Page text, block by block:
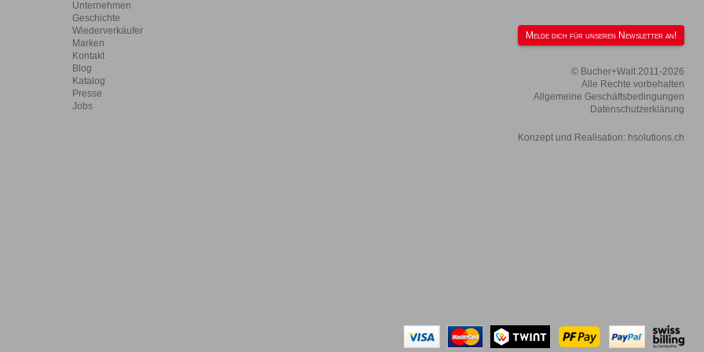
Unternehmen
Geschichte
Wiederverkäufer
Marken
Kontakt
Blog
Katalog
Presse
Jobs
Melde dich für unseren Newsletter an!
© Bucher+Walt 2011-2026
Alle Rechte vorbehalten
Allgemeine Geschäftsbedingungen
Datenschutzerklärung
Konzept und Realisation: hsolutions.ch